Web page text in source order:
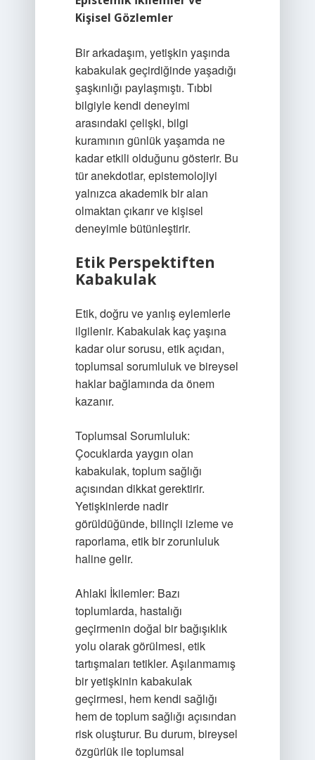
Kişisel Gözlemler
Bir arkadaşım, yetişkin yaşında
kabakulak geçirdiğinde yaşadığı
şaşkınlığı paylaşmıştı. Tıbbi
bilgiyle kendi deneyimi
arasındaki çelişki, bilgi
kuramının günlük yaşamda ne
kadar etkili olduğunu gösterir. Bu
tür anekdotlar, epistemolojiyi
yalnızca akademik bir alan
olmaktan çıkarır ve kişisel
deneyimle bütünleştirir.
Etik Perspektiften
Kabakulak
Etik, doğru ve yanlış eylemlerle
ilgilenir. Kabakulak kaç yaşına
kadar olur sorusu, etik açıdan,
toplumsal sorumluluk ve bireysel
haklar bağlamında da önem
kazanır.
Toplumsal Sorumluluk:
Çocuklarda yaygın olan
kabakulak, toplum sağlığı
açısından dikkat gerektirir.
Yetişkinlerde nadir
görüldüğünde, bilinçli izleme ve
raporlama, etik bir zorunluluk
haline gelir.
Ahlaki İkilemler: Bazı
toplumlarda, hastalığı
geçirmenin doğal bir bağışıklık
yolu olarak görülmesi, etik
tartışmaları tetikler. Aşılanmamış
bir yetişkinin kabakulak
geçirmesi, hem kendi sağlığı
hem de toplum sağlığı açısından
risk oluşturur. Bu durum, bireysel
özgürlük ile toplumsal